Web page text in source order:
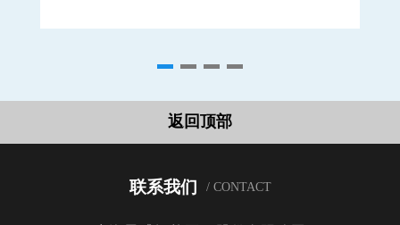
返回顶部
联系我们 / CONTACT